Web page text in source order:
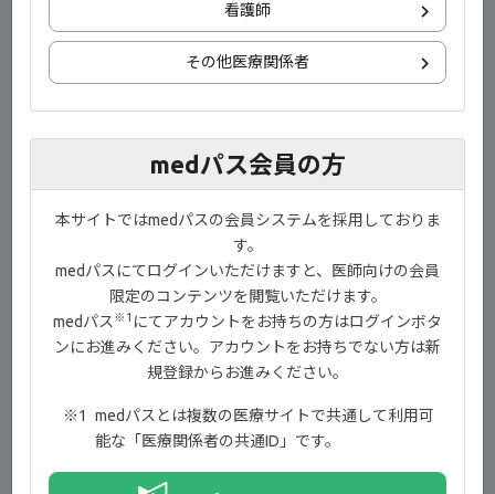
ダウンロード
ご監修
慶應義塾大学医学部
リウマチ・膠原病内科 教授
看護師
その他医療関係者
medパス会員の方
本サイトではmedパスの会員システムを採用しておりま
す。
medパスにてログインいただけますと、医師向けの会員
限定のコンテンツを閲覧いただけます。
medパス※1 にてアカウントをお持ちの方はログインボタ
ンにお進みください。アカウントをお持ちでない方は新
規登録からお進みください。
medパスとは複数の医療サイトで共通して利用可
能な「医療関係者の共通ID」です。